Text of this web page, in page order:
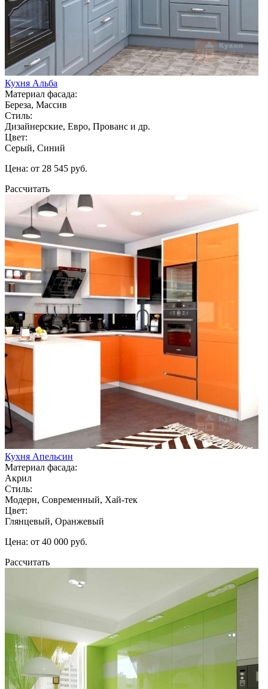
Кухня Альба
Материал фасада:
Береза, Массив
Стиль:
Дизайнерские, Евро, Прованс и др.
Цвет:
Серый, Синий
Цена: от 28 545 руб.
Рассчитать
Кухня Апельсин
Материал фасада:
Акрил
Стиль:
Модерн, Современный, Хай-тек
Цвет:
Глянцевый, Оранжевый
Цена: от 40 000 руб.
Рассчитать